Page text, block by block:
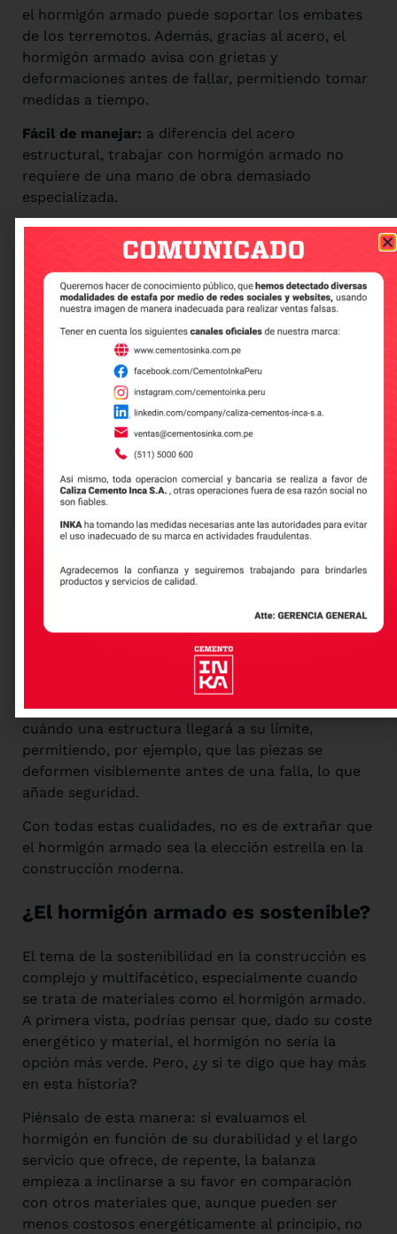
el hormigón armado puede soportar los embates
de los terremotos. Además, gracias al acero, el
hormigón armado avisa con grietas y
deformaciones antes de fallar, permitiendo tomar
medidas a tiempo.
Fácil de manejar: a diferencia del acero
estructural, trabajar con hormigón armado no
requiere de una mano de obra demasiado
especializada.
Sinergia estructural:el hormigón y el acero tienen
coeficientes de dilatación térmica muy parecidos.
Eso significa que se expanden y contraen juntos
con los cambios de temperatura, evitando
tensiones internas que podrían dañar la
estructura.
Adherencia superior:cuando el hormigón fragua y
se endurece, agarra fuerte las barras de acero
gracias a una adherencia química de primera.
Además, las barras de acero suelen tener corrugas
que mejoran aún más esta adherencia.
Protección al acero:el pH alcalino del cemento
fenómeno conocido como pasivación. Como quien
Soporte estratégico:el hormigón no solo rodea al
acero, sino que lo confina y evita que se pandee
bajo carga, optimizando su función estructural.
ingenieros y arquitectos pueden
jugar con las proporciones y la colocación del
acero dentro del hormigón para controlar cómo y
cuándo una estructura llegará a su límite,
permitiendo, por ejemplo, que las piezas se
deformen visiblemente antes de una falla, lo que
añade seguridad.
Con todas estas cualidades, no es de extrañar que
el hormigón armado sea la elección estrella en la
construcción moderna.
¿El hormigón armado es sostenible?
El tema de la sostenibilidad en la construcción es
complejo y multifacético, especialmente cuando
se trata de materiales como el hormigón armado.
A primera vista, podrías pensar que, dado su coste
energético y material, el hormigón no sería la
opción más verde. Pero, ¿y si te digo que hay más
en esta historia?
Piénsalo de esta manera: si evaluamos el
hormigón en función de su durabilidad y el largo
servicio que ofrece, de repente, la balanza
empieza a inclinarse a su favor en comparación
con otros materiales que, aunque pueden ser
menos costosos energéticamente al principio, no